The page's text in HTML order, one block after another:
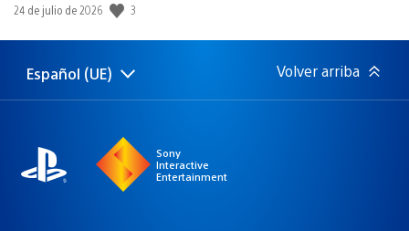
Fecha
publicación:
24 de julio de 2026 3
Selecciona
una
Región
actual:
Español (UE) Volver arriba
Sony
Interactive
Entertainment